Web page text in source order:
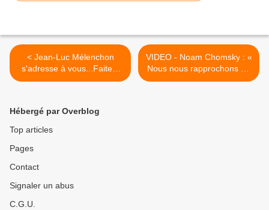
< Jean-Luc Mélenchon
s'adresse à vous...Faites-
vous votre opinion
VIDEO - Noam Chomsky : «
Nous nous rapprochons du
point le plus dangereux de
Hébergé par Overblog
Top articles
Pages
Contact
Signaler un abus
C.G.U.